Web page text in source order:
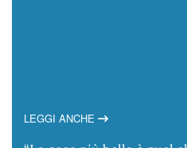
LEGGI ANCHE